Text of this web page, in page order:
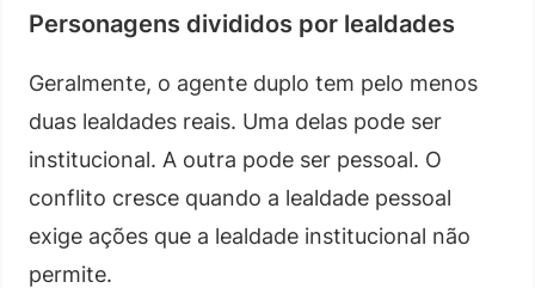
Personagens divididos por lealdades
Geralmente, o agente duplo tem pelo menos
duas lealdades reais. Uma delas pode ser
institucional. A outra pode ser pessoal. O
conflito cresce quando a lealdade pessoal
exige ações que a lealdade institucional não
permite.